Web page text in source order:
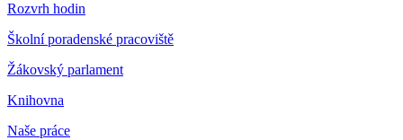
Rozvrh hodin
Školní poradenské pracoviště
Žákovský parlament
Knihovna
Naše práce